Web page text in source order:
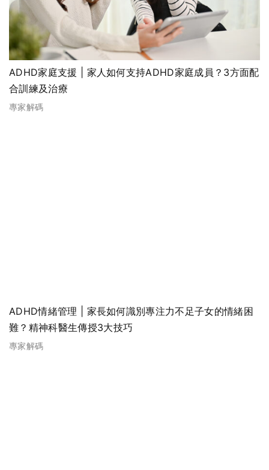
ADHD家庭支援 | 家人如何支持ADHD家庭成員？3方面配
合訓練及治療
專家解碼
ADHD情緒管理 | 家長如何識別專注力不足子女的情緒困
難？精神科醫生傳授3大技巧
專家解碼